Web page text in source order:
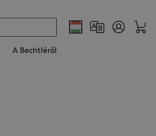
A Bechtléről